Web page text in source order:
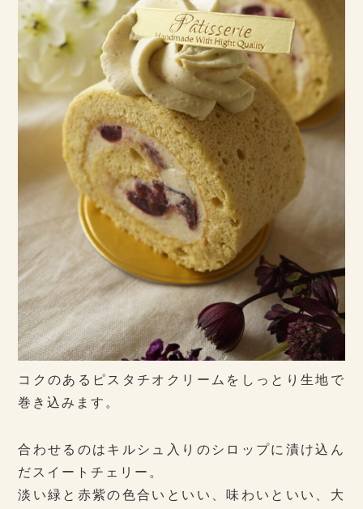
コクのあるピスタチオクリームをしっとり生地で
巻き込みます。
合わせるのはキルシュ入りのシロップに漬け込ん
だスイートチェリー。
淡い緑と赤紫の色合いといい、味わいといい、大